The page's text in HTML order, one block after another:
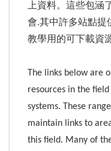
上資料。這些包涵
會.其中許多站點提
教學用的可下載資
The links below are
resources in the
systems. These
maintain links to
this field. Many of